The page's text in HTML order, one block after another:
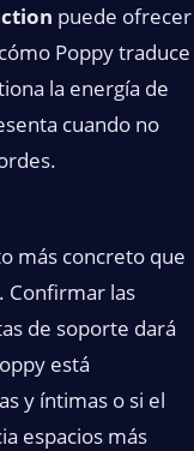
puede ofrecer
Poppy traduce
la energía de
cuando no
más concreto que
Confirmar las
de soporte dará
está
y íntimas o si el
espacios más